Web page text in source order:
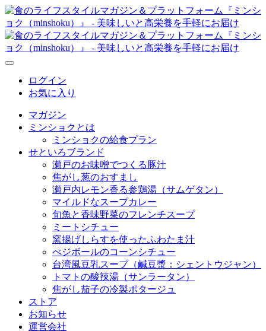
ログイン
お気に入り
マガジン
ミンショクとは
ミンショクの給食プラン
せといろブランド
瀬戸のお味噌でつくる豚汁
焦がし葱のおすまし
瀬戸内レモン香る参鶏湯（サムゲタン）
マイルドなスープカレー
旬魚と香味野菜のフレンチスープ
ミートシチュー
窯揚げしらすを使ったふわたま汁
べジボールのコーンシチュー
台湾風豆乳スープ（鹹豆漿：シェントウジャン）
トマトの酸辣湯（サンラータン）
焦がし茄子の冷製ポタージュ
ストア
お知らせ
運営会社